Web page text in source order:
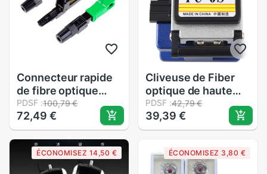
Connecteur rapide
de fibre optique
monomode, 100
pièces/boîte FTTH
SC APC,
PDSF :100,79 €
72,49 €
Cliveuse de Fiber
optique de haute
précision, outil de
coupe 36,000 fois
PDSF :42,79 €
39,39 €
ÉCONOMISEZ 14,50 € ÉCONOMISEZ 3,80 €